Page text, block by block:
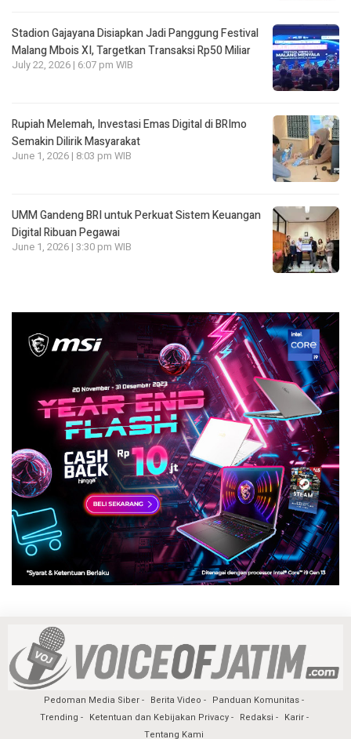
Stadion Gajayana Disiapkan Jadi Panggung Festival
Malang Mbois XI, Targetkan Transaksi Rp50 Miliar
July 22, 2026 | 6:07 pm WIB
Rupiah Melemah, Investasi Emas Digital di BRImo
Semakin Dilirik Masyarakat
June 1, 2026 | 8:03 pm WIB
UMM Gandeng BRI untuk Perkuat Sistem Keuangan
Digital Ribuan Pegawai
June 1, 2026 | 3:30 pm WIB
Pedoman Media Siber Berita Video
Panduan Komunitas
Trending
Ketentuan dan Kebijakan Privacy Redaksi
Karir
Tentang Kami